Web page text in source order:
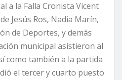
a la Falla Cronista Vicent
Jesús Ros, Nadia Marín,
de Deportes, y demás
municipal asistieron al
como también a la partida
el tercer y cuarto puesto